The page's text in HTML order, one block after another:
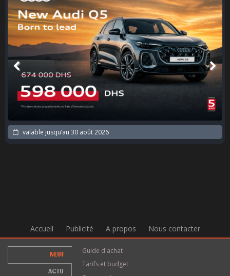
valable jusqu’au 30 août 2026
Accueil Publicité A propos Nous contacter
NEUF
ACTU
Guide d'achat
Tarifs et budget